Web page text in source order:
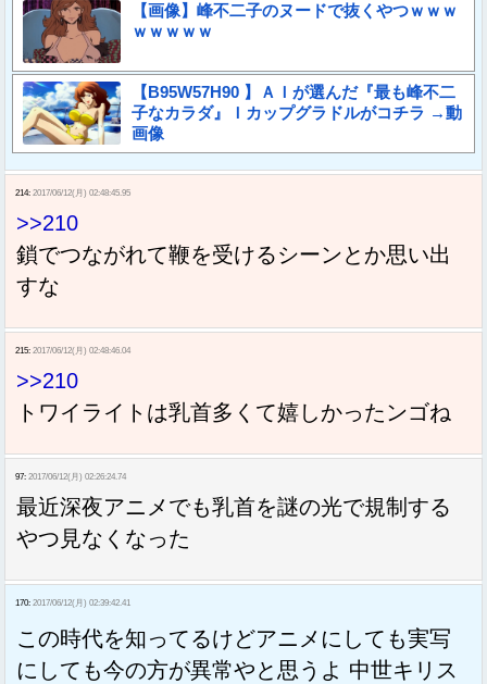
【画像】峰不二子のヌードで抜くやつｗｗｗ
ｗｗｗｗｗ
【B95W57H90 】ＡＩが選んだ『最も峰不二
子なカラダ』Ｉカップグラドルがコチラ →動
画像
214: 2017/06/12(月) 02:48:45.95
>>210
鎖でつながれて鞭を受けるシーンとか思い出
すな
215: 2017/06/12(月) 02:48:46.04
>>210
トワイライトは乳首多くて嬉しかったンゴね
97: 2017/06/12(月) 02:26:24.74
最近深夜アニメでも乳首を謎の光で規制する
やつ見なくなった
170: 2017/06/12(月) 02:39:42.41
この時代を知ってるけどアニメにしても実写
にしても今の方が異常やと思うよ 中世キリス